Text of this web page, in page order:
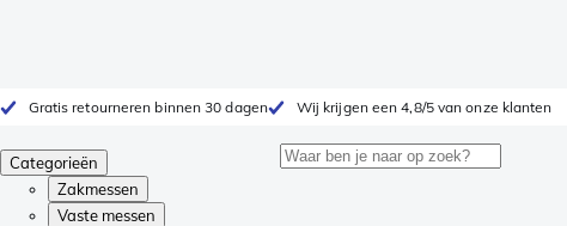
Gratis retourneren binnen 30 dagen Wij krijgen een 4,8/5 van onze klanten
Categorieën
Zakmessen
Vaste messen